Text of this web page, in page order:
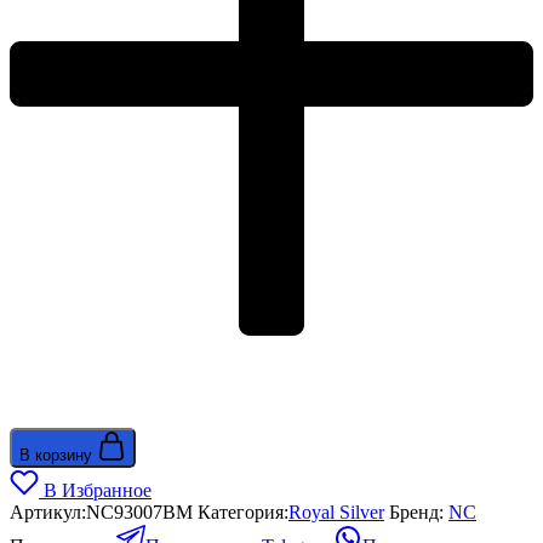
В корзину
В Избранное
Артикул:NC93007BM Категория:Royal Silver Бренд: NС